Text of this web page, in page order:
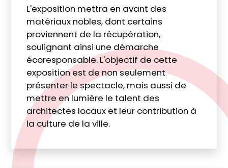
L'exposition mettra en avant des
matériaux nobles, dont certains
proviennent de la récupération,
soulignant ainsi une démarche
écoresponsable. L'objectif de cette
exposition est de non seulement
présenter le spectacle, mais aussi de
mettre en lumière le talent des
architectes locaux et leur contribution à
la culture de la ville.